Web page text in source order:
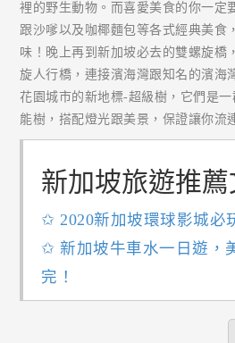
裡的野生動物。而喜愛美食的你一定
跟沙嗲以及咖椰麵包等各式經典美食
味！晚上再到新加坡必去的雙螺旋橋
旋人行橋，連接濱海灣跟知名的濱海
花園城市的新地標-超級樹，它們是
能樹，搭配燈光跟美景，保證讓你流
新加坡旅遊推薦
✩ 2020新加坡環球影城必
✩ 新加坡牛車水一日遊，
完！